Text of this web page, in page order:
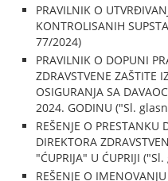
PRAVILNIK O
KONTROLISANIH
77/2024)
PRAVILNIK O DOPUNI
ZDRAVSTVENE ZAŠTITE
OSIGURANJA SA
2024. GODINU ("Sl.
REŠENJE O
DIREKTORA
"ĆUPRIJA" U ĆUPRIJI
REŠENJE O